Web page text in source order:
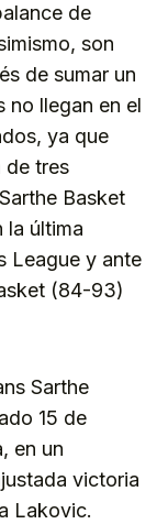
de
son
de sumar un
no llegan en el
ya que
de tres
Basket
la última
League y ante
(84-93)
Sarthe
15 de
en un
victoria
Lakovic.